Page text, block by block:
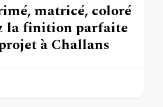
matricé, coloré
la finition parfaite
à Challans